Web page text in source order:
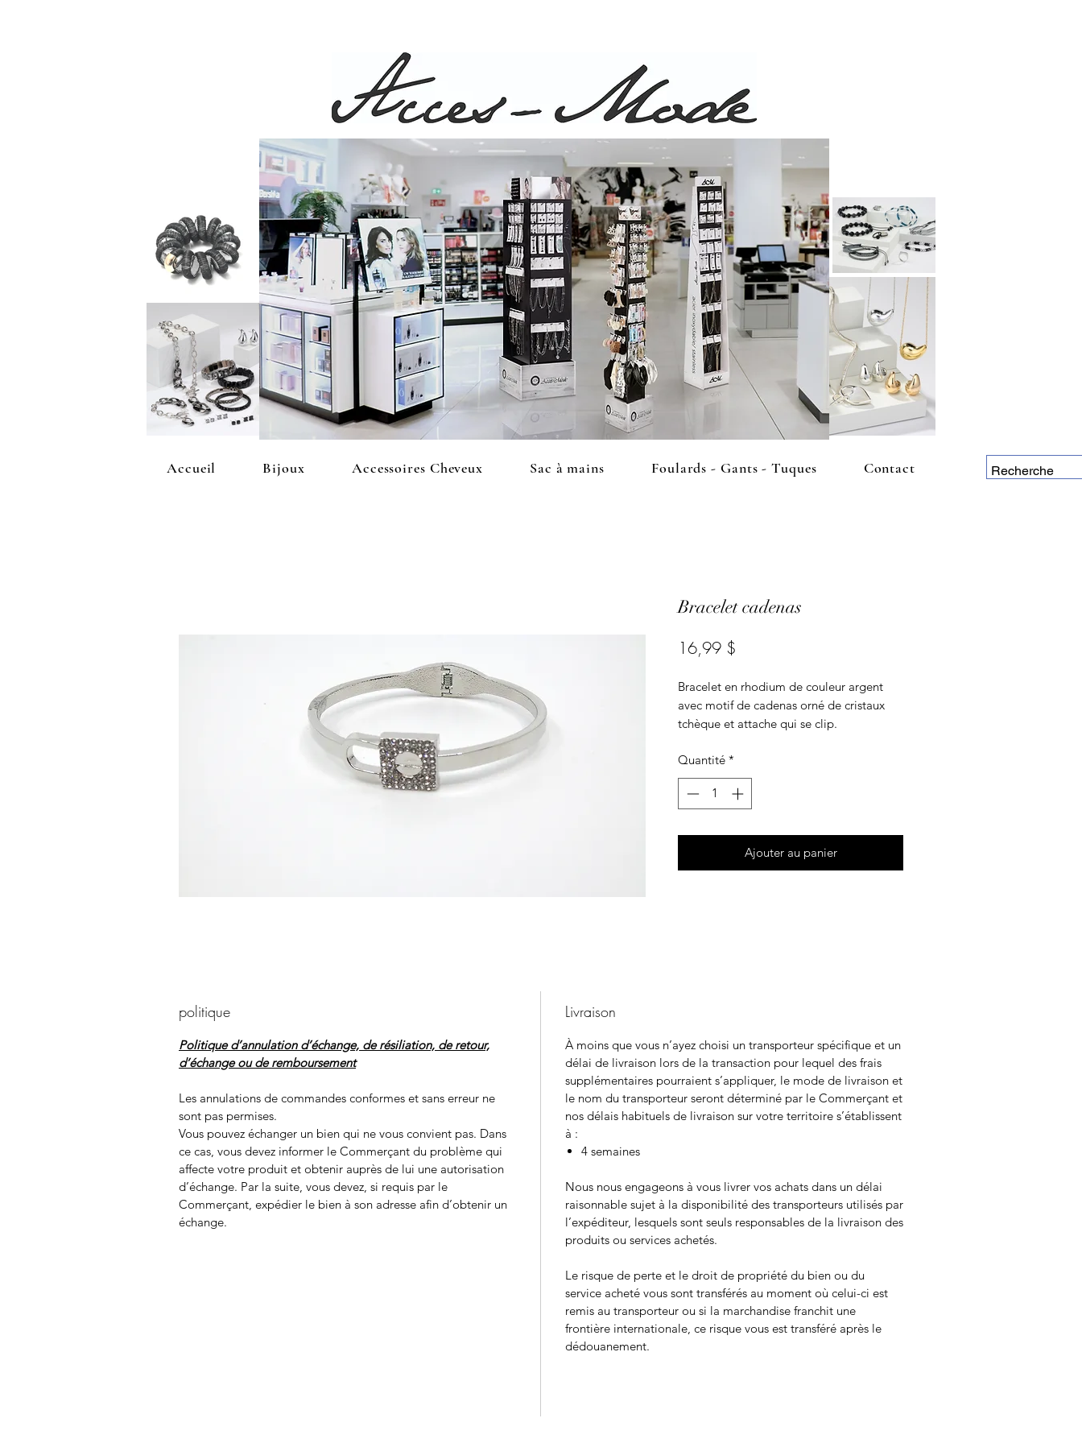
Accueil Bijoux Accessoires Cheveux Sac à mains Foulards - Gants - Tuques Contact
Bracelet cadenas
16,99 $
Bracelet en rhodium de couleur argent
avec motif de cadenas orné de cristaux
tchèque et attache qui se clip.
Quantité *
Ajouter au panier
politique
Politique d’annulation d’échange, de résiliation, de retour,
d’échange ou de remboursement
Les annulations de commandes conformes et sans erreur ne
sont pas permises.
Vous pouvez échanger un bien qui ne vous convient pas. Dans
ce cas, vous devez informer le Commerçant du problème qui
affecte votre produit et obtenir auprès de lui une autorisation
d’échange. Par la suite, vous devez, si requis par le
Commerçant, expédier le bien à son adresse afin d’obtenir un
échange.
Livraison
À moins que vous n’ayez choisi un transporteur spécifique et un
délai de livraison lors de la transaction pour lequel des frais
supplémentaires pourraient s’appliquer, le mode de livraison et
le nom du transporteur seront déterminé par le Commerçant et
nos délais habituels de livraison sur votre territoire s’établissent
à :
4 semaines
Nous nous engageons à vous livrer vos achats dans un délai
raisonnable sujet à la disponibilité des transporteurs utilisés par
l’expéditeur, lesquels sont seuls responsables de la livraison des
produits ou services achetés.
Le risque de perte et le droit de propriété du bien ou du
service acheté vous sont transférés au moment où celui-ci est
remis au transporteur ou si la marchandise franchit une
frontière internationale, ce risque vous est transféré après le
dédouanement.